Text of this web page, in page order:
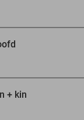
+ kin